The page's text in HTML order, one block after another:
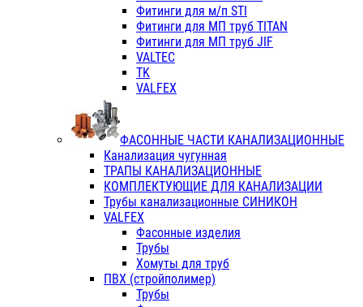
Фитинги для м/п STI
Фитинги для МП труб TITAN
Фитинги для МП труб JIF
VALTEC
TK
VALFEX
ФАСОННЫЕ ЧАСТИ КАНАЛИЗАЦИОННЫЕ
Канализация чугунная
ТРАПЫ КАНАЛИЗАЦИОННЫЕ
КОМПЛЕКТУЮЩИЕ ДЛЯ КАНАЛИЗАЦИИ
Трубы канализационные СИНИКОН
VALFEX
Фасонные изделия
Трубы
Хомуты для труб
ПВХ (стройполимер)
Трубы